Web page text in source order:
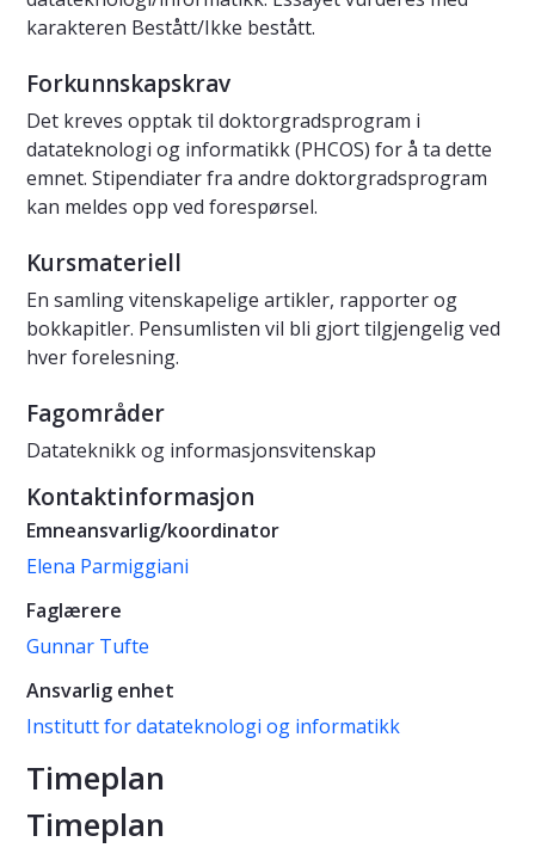
karakteren Bestått/Ikke bestått.
Forkunnskapskrav
Det kreves opptak til doktorgradsprogram i
datateknologi og informatikk (PHCOS) for å ta dette
emnet. Stipendiater fra andre doktorgradsprogram
kan meldes opp ved forespørsel.
Kursmateriell
En samling vitenskapelige artikler, rapporter og
bokkapitler. Pensumlisten vil bli gjort tilgjengelig ved
hver forelesning.
Fagområder
Datateknikk og informasjonsvitenskap
Kontaktinformasjon
Emneansvarlig/koordinator
Elena Parmiggiani
Faglærere
Gunnar Tufte
Ansvarlig enhet
Institutt for datateknologi og informatikk
Timeplan
Timeplan